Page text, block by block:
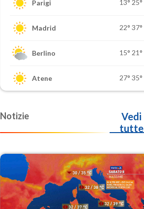
Parigi 13° 25°
Madrid 22° 37°
Berlino 15° 21°
Atene 27° 35°
Notizie
Vedi
tutte